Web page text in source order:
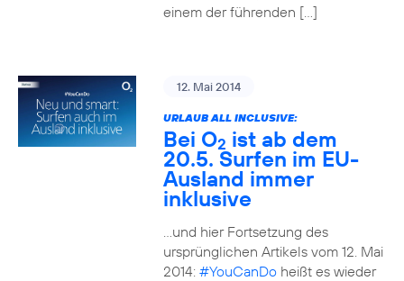
einem der führenden […]
12. Mai 2014
URLAUB ALL INCLUSIVE:
Bei O2 ist ab dem
20.5. Surfen im EU-
Ausland immer
inklusive
…und hier Fortsetzung des
ursprünglichen Artikels vom 12. Mai
2014: #YouCanDoheißt es wieder